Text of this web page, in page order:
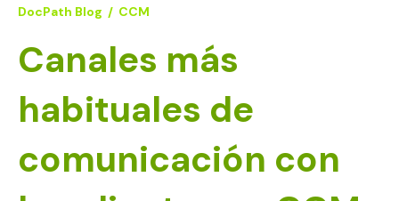
DocPath Blog / CCM
Canales más
habituales de
comunicación con